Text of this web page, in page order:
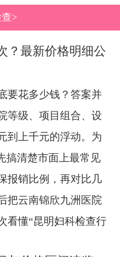
>
？最新价格明细公
要花多少钱？答案并
等级、项目组合、设
到上千元的浮动。为
搞清楚市面上最常见
报销比例，再对比几
把云南锦欣九洲医院
看懂“昆明妇科检查行